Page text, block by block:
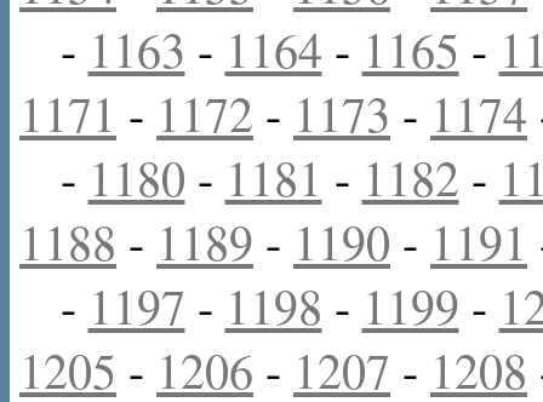
- 1163 - 1164 - 1165 -
1171 - 1172 - 1173 - 1174
- 1180 - 1181 - 1182 -
1188 - 1189 - 1190 - 1191
- 1197 - 1198 - 1199 -
1205 - 1206 - 1207 - 1208